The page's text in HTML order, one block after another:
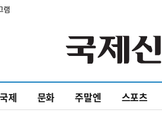
램
국제 문화 주말엔 스포츠